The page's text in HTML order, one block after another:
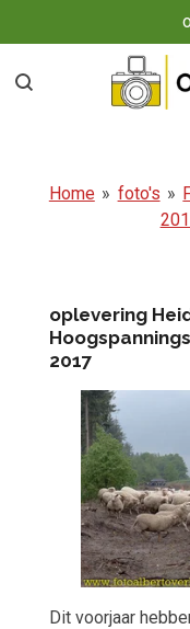
direct
naar
Home » foto's »
oplevering
2017
Dit voorjaar